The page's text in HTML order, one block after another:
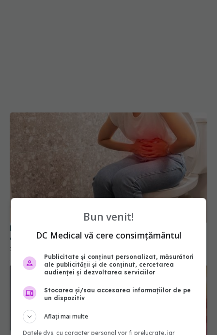
Diareea, semnalul de alarmă al unui intestin
dezechilibrat. Ce ascunde, de fapt
20 mai 2026, 18:48
Bun venit!
DC Medical vă cere consimțământul
Publicitate și conținut personalizat, măsurători
ale publicității și de conținut, cercetarea
audienței și dezvoltarea serviciilor
Stocarea și/sau accesarea informațiilor de pe
un dispozitiv
Aflați mai multe
Datele dvs. cu caracter personal vor fi prelucrate, iar